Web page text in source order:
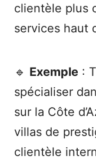
clientèle plus
services haut
🔹 Exemple :
spécialiser
sur la Côte
villas de
clientèle